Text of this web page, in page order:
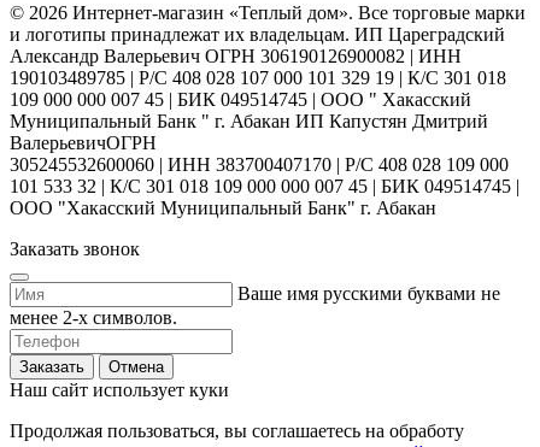
© 2026 Интернет-магазин «Теплый дом». Все торговые марки
и логотипы принадлежат их владельцам. ИП Цареградский
Александр Валерьевич ОГРН 306190126900082 | ИНН
190103489785 | Р/С 408 028 107 000 101 329 19 | К/С 301 018
109 000 000 007 45 | БИК 049514745 | ООО " Хакасский
Муниципальный Банк " г. Абакан ИП Капустян Дмитрий
ВалерьевичОГРН
305245532600060 | ИНН 383700407170 | Р/С 408 028 109 000
101 533 32 | К/С 301 018 109 000 000 007 45 | БИК 049514745 |
ООО "Хакасский Муниципальный Банк" г. Абакан
Заказать звонок
Ваше имя русскими буквами не
менее 2-х символов.
Заказать Отмена
Наш сайт использует куки
Продолжая пользоваться, вы соглашаетесь на обработу